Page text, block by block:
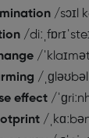
/sɔɪl
/
/
/
effect /
/